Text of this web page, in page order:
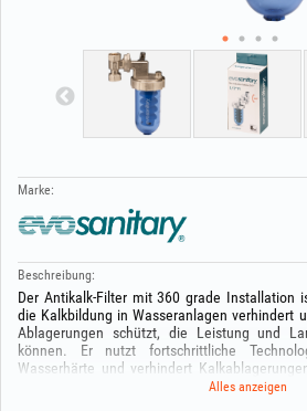
Marke:
Beschreibung:
Der Antikalk-Filter mit 360 grade Installation
die Kalkbildung in Wasseranlagen verhindert
Ablagerungen schützt, die Leistung und
können. Er nutzt fortschrittliche
Wasserhärte und verhindert
Haushaltsgeräten und anderemAlles anzeigen